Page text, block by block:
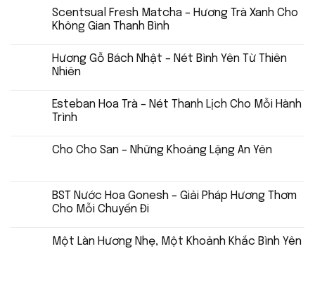
Scentsual Fresh Matcha – Hương Trà Xanh Cho
Không Gian Thanh Bình
Hương Gỗ Bách Nhật – Nét Bình Yên Từ Thiên
Nhiên
Esteban Hoa Trà – Nét Thanh Lịch Cho Mỗi Hành
Trình
Cho Cho San – Những Khoảng Lặng An Yên
BST Nước Hoa Gonesh – Giải Pháp Hương Thơm
Cho Mỗi Chuyến Đi
Một Làn Hương Nhẹ, Một Khoảnh Khắc Bình Yên